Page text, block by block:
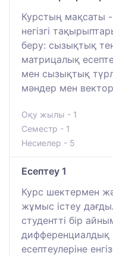
Курстың мақсаты
негізгі
беру: сызықтық
матрицалық
мен сызықтық
мәндер мен
Оқу жылы - 1
Семестр - 1
Несиелер - 5
Есептеу 1
Курс шектермен
жұмыс істеу
студентті бір
дифференциалдық
есептеулеріне